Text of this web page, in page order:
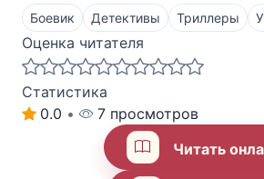
Боевик Детективы Триллеры
Оценка читателя
Статистика
0.0 •
7 просмотров
Читать